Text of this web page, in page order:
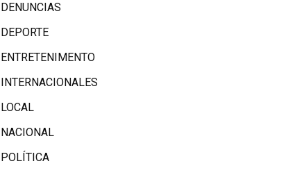
DENUNCIAS
DEPORTE
ENTRETENIMENTO
INTERNACIONALES
LOCAL
NACIONAL
POLÍTICA